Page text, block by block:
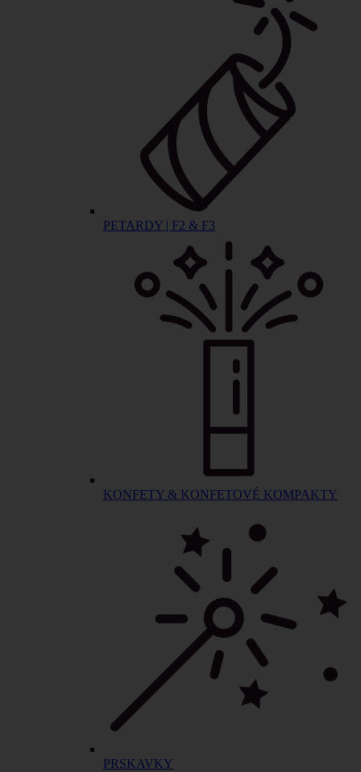
PETARDY | F2 & F3
KONFETY & KONFETOVÉ KOMPAKTY
PRSKAVKY